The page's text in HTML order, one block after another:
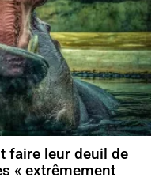
faire leur deuil de
« extrêmement